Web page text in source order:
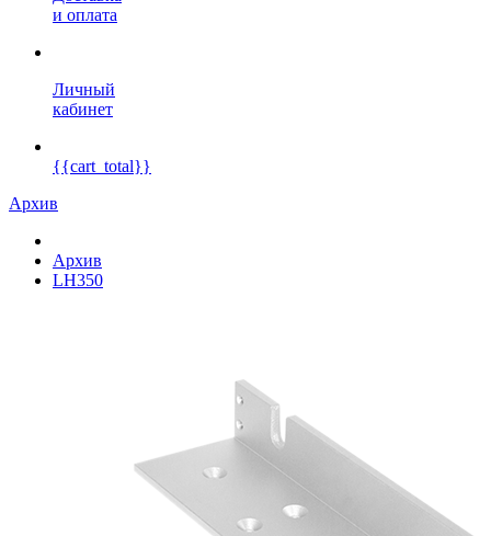
и оплата
Личный
кабинет
{{cart_total}}
Архив
Архив
LH350